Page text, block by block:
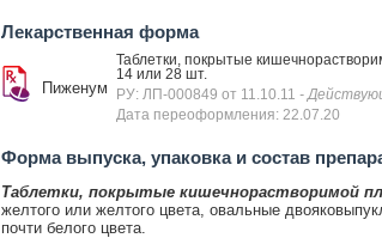
Лекарственная форма
Пиженум
Таблетки, покрытые
14 или 28 шт.
РУ: ЛП-000849 от 11.10.11 -
Дата переоформления: 22.07.20
Форма выпуска, упаковка и состав
Таблетки, покрытые кишечнорастворимой
желтого или желтого цвета, овальные
почти белого цвета.